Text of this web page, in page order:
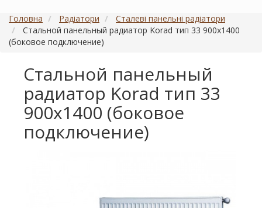
Головна Радіатори
Сталеві панельні радіатори
Стальной панельный радиатор Korad тип 33 900х1400
(боковое подключение)
Стальной панельный
радиатор Korad тип 33
900х1400 (боковое
подключение)